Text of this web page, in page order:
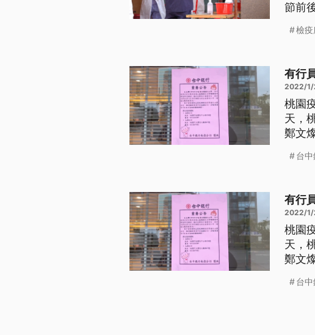
節前
檢疫
有行
2022/1/
桃園
天，
鄭文
台
有行
2022/1/
桃園
天，
鄭文
台